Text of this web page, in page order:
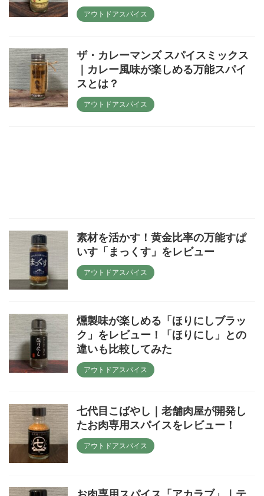
アウトドアスパイス
ザ・カレーマンズ スパイスミックス
｜カレー風味が楽しめる万能スパイ
スとは？
アウトドアスパイス
素材を活かす！黄金比率の万能すぱ
いす「まっくす」をレビュー
アウトドアスパイス
燻製味が楽しめる「ほりにしブラッ
ク」をレビュー！「ほりにし」との
違いも比較してみた
アウトドアスパイス
七代目こばやし｜老舗肉屋が開発し
たお肉専用スパイスをレビュー！
アウトドアスパイス